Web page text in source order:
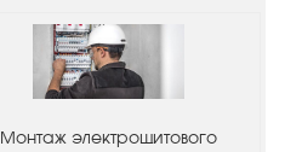
Монтаж электрощитового